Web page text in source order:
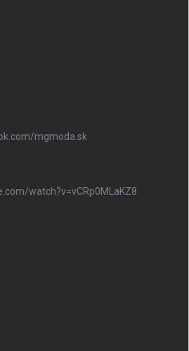
mgmoda.sk
watch?v=vCRp0MLaKZ8